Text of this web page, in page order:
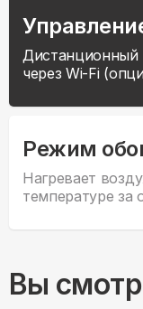
Дистанционный
через Wi-Fi
Режим
Нагревает
температуре за
Вы